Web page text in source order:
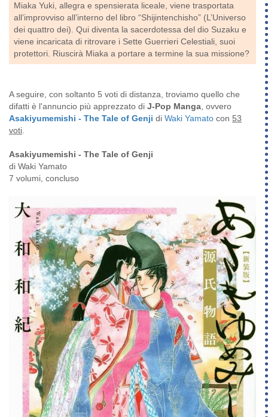
Miaka Yuki, allegra e spensierata liceale, viene trasportata
all’improvviso all’interno del libro “Shijintenchisho” (L’Universo
dei quattro dei). Qui diventa la sacerdotessa del dio Suzaku e
viene incaricata di ritrovare i Sette Guerrieri Celestiali, suoi
protettori. Riuscirà Miaka a portare a termine la sua missione?
A seguire, con soltanto 5 voti di distanza, troviamo quello che
difatti è l'annuncio più apprezzato di J-Pop Manga , ovvero
Asakiyumemishi - The Tale of Genji di Waki Yamato con 53
voti
Asakiyumemishi - The Tale of Genji
di Waki Yamato
7 volumi, concluso